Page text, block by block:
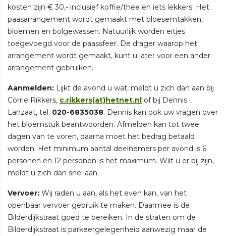
kosten zijn € 30,- inclusief koffie/thee en iets lekkers. Het
paasarrangement wordt gemaakt met bloesemtakken,
bloemen en bolgewassen. Natuurlijk worden eitjes
toegevoegd voor de paassfeer. De drager waarop het
arrangement wordt gemaakt, kunt u later voor een ander
arrangement gebruiken.
Aanmelden: Lijkt de avond u wat, meldt u zich dan aan bij
Corrie Rikkers, c.rikkers(at)hetnet.nl of bij Dennis
Lanzaat, tel. 020-6835038. Dennis kan ook uw vragen over
het bloemstuk beantwoorden. Afmelden kan tot twee
dagen van te voren, daarna moet het bedrag betaald
worden. Het minimum aantal deelnemers per avond is 6
personen en 12 personen is het maximum. Wilt u er bij zijn,
meldt u zich dan snel aan.
Vervoer: Wij raden u aan, als het even kan, van het
openbaar vervoer gebruik te maken. Daarmee is de
Bilderdijkstraat goed te bereiken. In de straten om de
Bilderdijkstraat is parkeergelegenheid aanwezig maar de